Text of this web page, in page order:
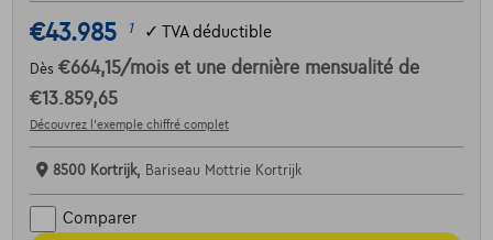
€43.985 1 ✓ TVA déductible
Dès €664,15/mois et une dernière mensualité de
€13.859,65
Découvrez l’exemple chiffré complet
8500 Kortrijk, Bariseau Mottrie Kortrijk
Comparer